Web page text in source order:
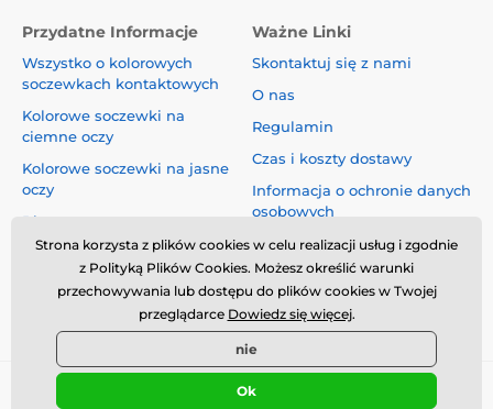
Przydatne Informacje
Wszystko o kolorowych
soczewkach kontaktowych
Kolorowe soczewki na
ciemne oczy
Kolorowe soczewki na jasne
oczy
Blog
Ważne Linki
Skontaktuj się z nami
O nas
Regulamin
Czas i koszty dostawy
Informacja o ochronie danych
osobowych
Reklamacje i Odstąpienie od
Umowy
Bezpieczeństwo i jakość bez
kompromisów
© 2026 www.luciferlenses.pl ⦁ Utworzono e-sklep
Strona korzysta z plików cookies w celu realizacji usług i zgodnie
z Polityką Plików Cookies. Możesz określić warunki
przechowywania lub dostępu do plików cookies w Twojej
przeglądarce Dowiedz się więcej.
nie
Ok